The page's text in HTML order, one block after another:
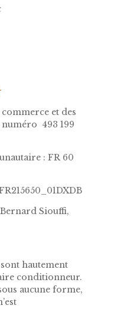
et des
numéro 493 199
: FR 60
Siouffi,
hautement
conditionneur.
aucune forme,